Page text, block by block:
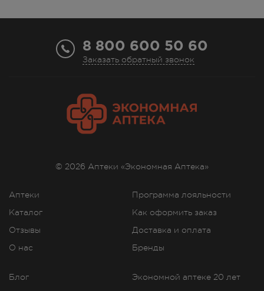
8 800 600 50 60
Заказать обратный звонок
Аптеки
Каталог
Отзывы
О нас
Программа лояльности
Как оформить заказ
Доставка и оплата
Бренды
Блог
Экономной аптеке 20 лет
© 2026 Аптеки «Экономная Аптека»